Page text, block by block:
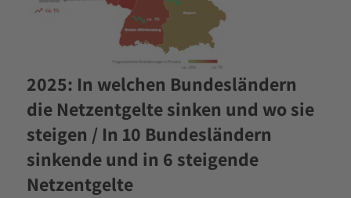
2025: In welchen Bundesländern
die Netzentgelte sinken und wo sie
steigen / In 10 Bundesländern
sinkende und in 6 steigende
Netzentgelte